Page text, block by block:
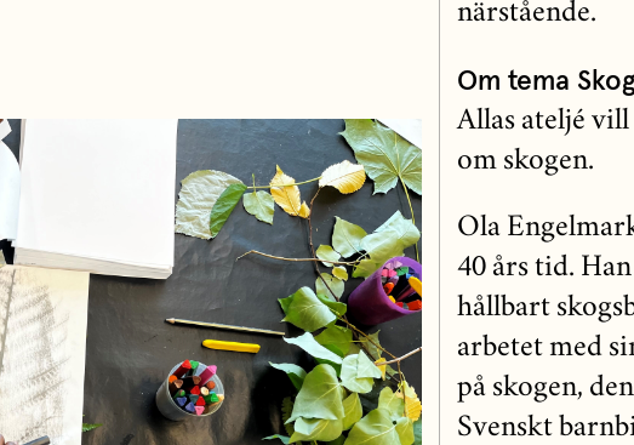
närstående.
Om tema
Allas ateljé
om skogen.
Ola
40 års tid.
hållbart
arbetet med
på skogen,
Svenskt